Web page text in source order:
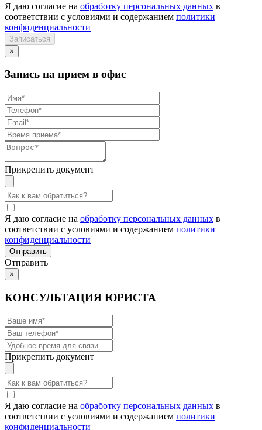
Я даю согласие на обработку персональных данных в
соответствии с условиями и содержанием политики
конфиденциальности
×
Запись на прием в офис
Прикрепить документ
Я даю согласие на обработку персональных данных в
соответствии с условиями и содержанием политики
конфиденциальности
Отправить
×
КОНСУЛЬТАЦИЯ ЮРИСТА
Прикрепить документ
Я даю согласие на обработку персональных данных в
соответствии с условиями и содержанием политики
конфиденциальности